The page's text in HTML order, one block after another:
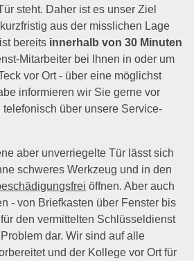
steht. Daher ist es unser Ziel
aus der misslichen Lage
bereits innerhalb von 30 Minuten
Mitarbeiter bei Ihnen in oder um
vor Ort - über eine möglichst
informieren wir Sie gerne vor
telefonisch über unsere Service-
aber unverriegelte Tür lässt sich
schweres Werkzeug und in den
öffnen. Aber auch
- von Briefkasten über Fenster bis
den vermittelten Schlüsseldienst
dar. Wir sind auf alle
und der Kollege vor Ort für